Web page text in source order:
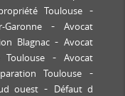
Toulouse
Avocat
Blagnac
Avocat
Avocat
Toulouse
ouest
Défaut d